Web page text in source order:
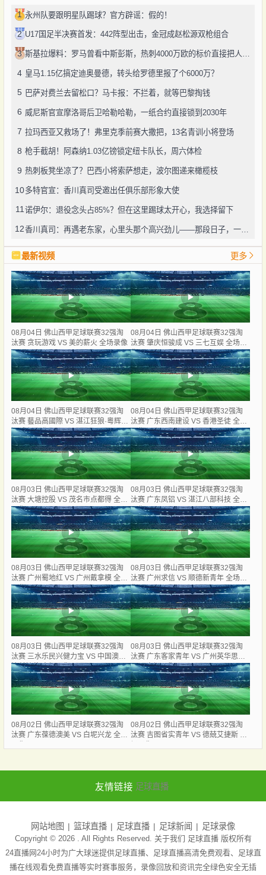
1 永州队要跟明星队踢球？官方辟谣：假的！
2 U17国足半决赛首发：442阵型出击，金冠成赵松源双枪组合
3 斯基拉爆料：罗马曾看中斯彭斯，热刺4000万欧的标价直接把人劝退了
4 皇马1.15亿搞定迪奥曼德，转头给罗德里报了个6000万？
5 巴萨对费兰去留松口？马卡报：不拦着，就等巴黎掏钱
6 威尼斯官宣摩洛哥后卫哈勒哈勒，一纸合约直接锁到2030年
7 拉玛西亚又救场了！弗里克季前赛大撒把，13名青训小将登场
8 枪手截胡！阿森纳1.03亿镑锁定纽卡队长，周六体检
9 热刺板凳坐凉了？巴西小将索萨想走，波尔图递来橄榄枝
10多特官宣：香川真司受邀出任俱乐部形象大使
11诺伊尔：退役念头占85%？但在这里踢球太开心，我选择留下
12 香川真司：再遇老东家，心里头那个高兴劲儿——那段日子，一辈子忘不了
最新视频 更多
08月04日 佛山西甲足球联赛32强淘
汰赛 贪玩游戏 VS 美的薪火 全场录像
08月04日 佛山西甲足球联赛32强淘
汰赛 肇庆恒骏成 VS 三七互娱 全场录
像
08月04日 佛山西甲足球联赛32强淘
汰赛 藝品高國際 VS 湛江狂狼·粵辉能
源 全场录像
08月04日 佛山西甲足球联赛32强淘
汰赛 广东西南建设 VS 香港圣徒 全场
录像
08月03日 佛山西甲足球联赛32强淘
汰赛 大塘控股 VS 茂名市点都得 全场
录像
08月03日 佛山西甲足球联赛32强淘
汰赛 广东凤铝 VS 湛江八部科技 全场
录像
08月03日 佛山西甲足球联赛32强淘
汰赛 广州蜀地红 VS 广州戴拿模 全场
录像
08月03日 佛山西甲足球联赛32强淘
汰赛 广州求信 VS 顺德新青年 全场录
像
08月03日 佛山西甲足球联赛32强淘
汰赛 三水乐民兴健力宝 VS 中国澳门
澳科精英 全场录像
08月03日 佛山西甲足球联赛32强淘
汰赛 广东客家青年 VS 广州英华思力
U17 全场录像
08月02日 佛山西甲足球联赛32强淘
汰赛 广东葆德澳美 VS 白坭兴龙 全场
08月02日 佛山西甲足球联赛32强淘
汰赛 吉图省实青年 VS 德兢艾捷斯 全
友情链接 足球直播
网站地图 篮球直播 足球直播 足球新闻 足球录像
Copyright © 2026 . All Rights Reserved. 关于我们 足球直播版权所有
24直播网24小时为广大球迷提供足球直播、足球直播高清免费观看、足球直
播在线观看免费直播等实时赛事服务，录像回放和资讯完全绿色安全无插